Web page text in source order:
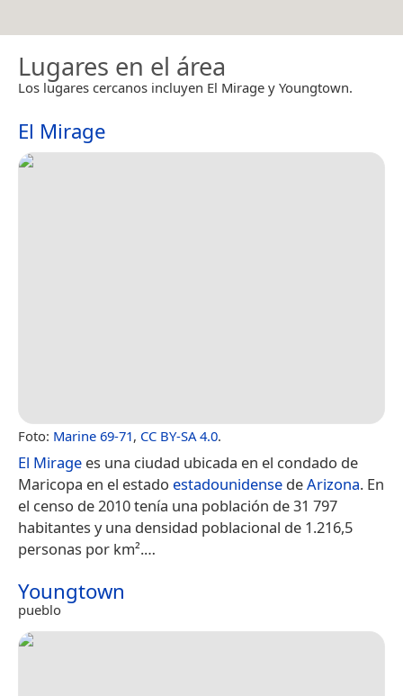
Lugares en el área
Los lugares cercanos incluyen El Mirage y Youngtown.
El Mirage
Foto: Marine 69-71, CC BY-SA 4.0.
El Mirage es una ciudad ubicada en el condado de
Maricopa en el estado estadounidense deArizona. En
el censo de 2010 tenía una población de 31 797
habitantes y una densidad poblacional de 1.216,5
personas por km².​…
Youngtown
pueblo